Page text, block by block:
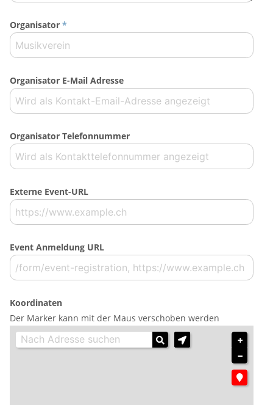
Organisator *
Organisator E-Mail Adresse
Organisator Telefonnummer
Externe Event-URL
Event Anmeldung URL
Koordinaten
Der Marker kann mit der Maus verschoben werden
+
−